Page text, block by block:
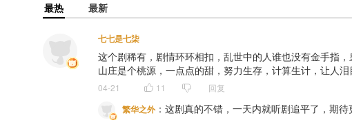
作词：马小瞳@马小瞳
母带/监制：小槿@小槿槿槿
策划：古月丽莎@古月丽莎玛
协助：阿仓@次昂仓、青九@青青青青青青青青青__ 阿可
——猫耳FM独家播出，内容禁止二改、二传及商用——
最热 最新
七七是七柒
这个剧稀有，剧情环环相扣，乱世中的人谁也没有金手指
山庄是个桃源，一点点的甜，努力生存，计算生计，让人
04-21 11 回复
繁华之外： 这剧真的不错，一天内就听剧追平了，期